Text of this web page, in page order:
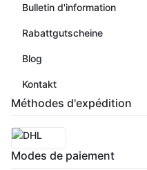
Bulletin d'information
Rabattgutscheine
Blog
Kontakt
Méthodes d'expédition
Modes de paiement